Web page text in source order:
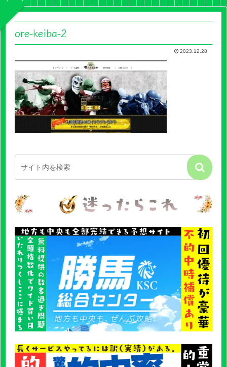
ore-keiba-2
2023.12.28